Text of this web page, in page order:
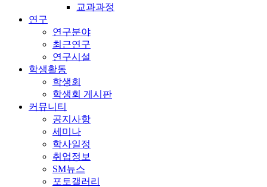
교과과정
연구
연구분야
최근연구
연구시설
학생활동
학생회
학생회 게시판
커뮤니티
공지사항
세미나
학사일정
취업정보
SM뉴스
포토갤러리